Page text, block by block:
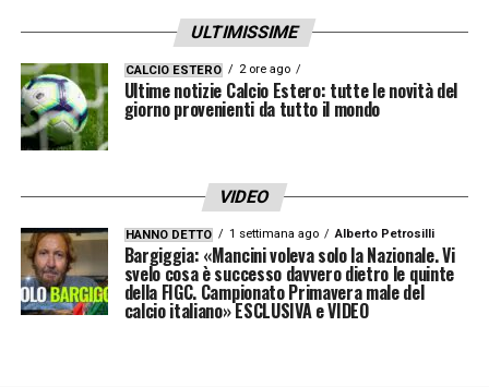
LA PLAYLIST DELLE NOSTRE TOP NEWS
ULTIMISSIME
CALCIO ESTERO 2 ore ago
Ultime notizie Calcio Estero: tutte le novità del
giorno provenienti da tutto il mondo
VIDEO
HANNO DETTO 1 settimana ago Alberto Petrosilli
Bargiggia: «Mancini voleva solo la Nazionale. Vi
svelo cosa è successo davvero dietro le quinte
della FIGC. Campionato Primavera male del
calcio italiano» ESCLUSIVA e VIDEO